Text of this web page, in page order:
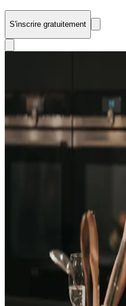
S'inscrire gratuitement